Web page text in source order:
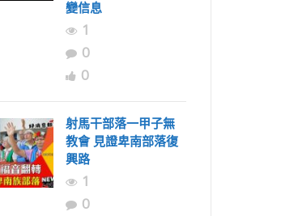
變信息
1
0
0
射馬干部落一甲子無
教會 見證卑南部落復
興路
1
0